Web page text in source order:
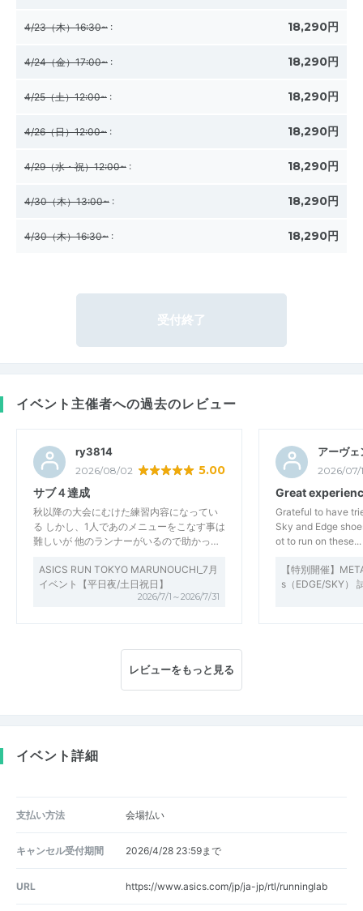
4/23（木）16:30~ : 18,290円
4/24（金）17:00~ : 18,290円
4/25（土）12:00~ : 18,290円
4/26（日）12:00~ : 18,290円
4/29（水・祝）12:00~ : 18,290円
4/30（木）13:00~ : 18,290円
4/30（木）16:30~ : 18,290円
受付終了
イベント主催者への過去のレビュー
ry3814
2026/08/02 5.00
サブ４達成
秋以降の大会にむけた練習内容になってい
る しかし、1人であのメニューをこなす事は
難しいが 他のランナーがいるので助かっ…
ASICS RUN TOKYO MARUNOUCHI_7月
イベント【平日夜/土日祝日】
2026/7/1～2026/7/31
アーヴェ
2026/07/
Great
Grateful to have
Sky and Edge
ot to run on these...
【特別開催】
s（EDGE/SKY）
レビューをもっと見る
イベント詳細
支払い方法 会場払い
キャンセル受付期間 2026/4/28 23:59まで
URL https://www.asics.com/jp/ja-jp/rtl/runninglab